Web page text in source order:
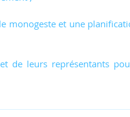
monogeste et une
de leurs représentants